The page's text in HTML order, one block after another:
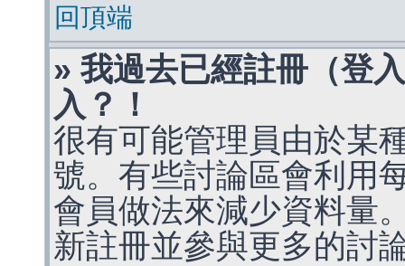
回頂端
» 我過去已經註冊（登
入？！
很有可能管理員由於某
號。有些討論區會利用
會員做法來減少資料量
新註冊並參與更多的討